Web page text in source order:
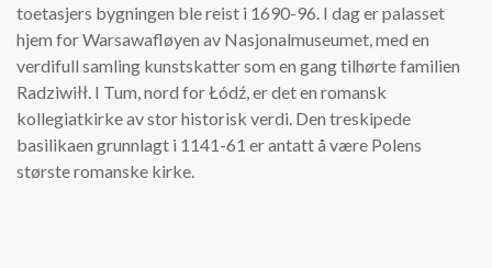
toetasjers bygningen ble reist i 1690-96. I dag er palasset
hjem for Warsawafløyen av Nasjonalmuseumet, med en
verdifull samling kunstskatter som en gang tilhørte familien
Radziwiłł. I Tum, nord for Łódź, er det en romansk
kollegiatkirke av stor historisk verdi. Den treskipede
basilikaen grunnlagt i 1141-61 er antatt å være Polens
største romanske kirke.